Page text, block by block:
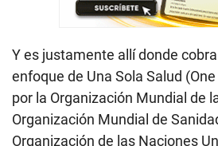
Y es justamente allí donde
enfoque de Una Sola Salud
por la Organización Mundial de
Organización Mundial de
Organización de las Naciones